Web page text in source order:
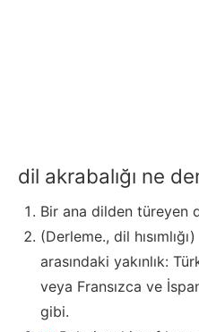
dil akrabalığı ne
Bir ana dilden türeyen
(Derleme., dil
arasındaki yakınlık:
veya Fransızca ve
gibi.